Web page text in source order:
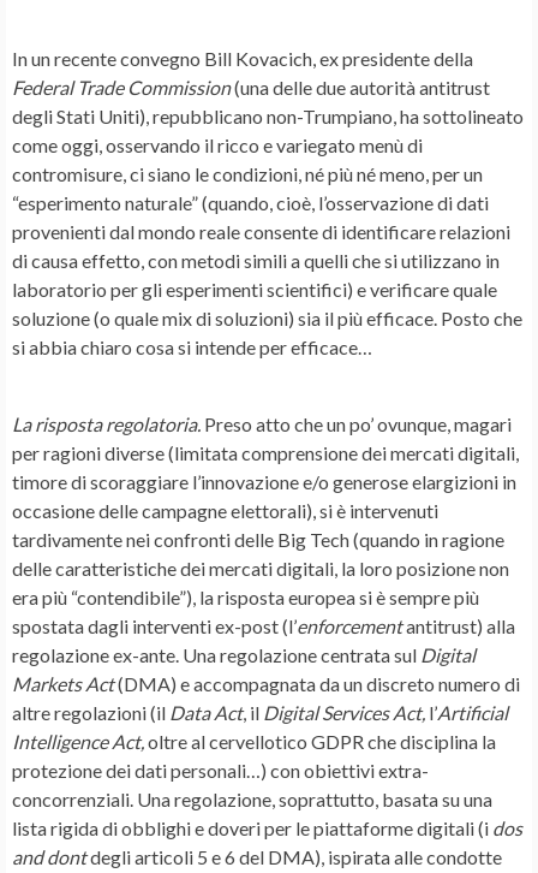
In un recente convegno Bill Kovacich, ex presidente della
Federal Trade Commission(una delle due autorità antitrust
degli Stati Uniti), repubblicano non-Trumpiano, ha sottolineato
come oggi, osservando il ricco e variegato menù di
contromisure, ci siano le condizioni, né più né meno, per un
“esperimento naturale” (quando, cioè, l’osservazione di dati
provenienti dal mondo reale consente di identificare relazioni
di causa effetto, con metodi simili a quelli che si utilizzano in
laboratorio per gli esperimenti scientifici) e verificare quale
soluzione (o quale mix di soluzioni) sia il più efficace. Posto che
si abbia chiaro cosa si intende per efficace…
La risposta regolatoria. Preso atto che un po’ ovunque, magari
per ragioni diverse (limitata comprensione dei mercati digitali,
timore di scoraggiare l’innovazione e/o generose elargizioni in
occasione delle campagne elettorali), si è intervenuti
tardivamente nei confronti delle Big Tech (quando in ragione
delle caratteristiche dei mercati digitali, la loro posizione non
era più “contendibile”), la risposta europea si è sempre più
spostata dagli interventi ex-post (l’enforcementantitrust) alla
regolazione ex-ante. Una regolazione centrata sul Digital
Markets Act(DMA) e accompagnata da un discreto numero di
altre regolazioni (il Data Act, il Digital Services Act, l’Artificial
Intelligence Act,oltre al cervellotico GDPR che disciplina la
protezione dei dati personali…) con obiettivi extra-
concorrenziali. Una regolazione, soprattutto, basata su una
lista rigida di obblighi e doveri per le piattaforme digitali (i dos
and dontdegli articoli 5 e 6 del DMA), ispirata alle condotte